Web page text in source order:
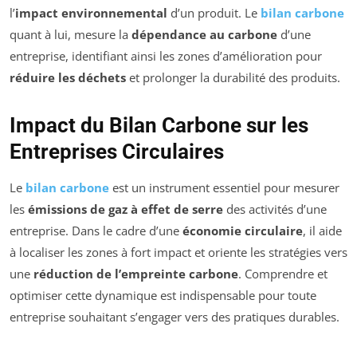
l’impact environnemental d’un produit. Le bilan carbone
quant à lui, mesure la dépendance au carbone d’une
entreprise, identifiant ainsi les zones d’amélioration pour
réduire les déchets et prolonger la durabilité des produits.
Impact du Bilan Carbone sur les
Entreprises Circulaires
Le bilan carbone est un instrument essentiel pour mesurer
les émissions de gaz à effet de serre des activités d’une
entreprise. Dans le cadre d’une économie circulaire, il aide
à localiser les zones à fort impact et oriente les stratégies vers
une réduction de l’empreinte carbone. Comprendre et
optimiser cette dynamique est indispensable pour toute
entreprise souhaitant s’engager vers des pratiques durables.